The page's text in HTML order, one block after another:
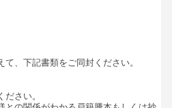
、下記書類をご同封ください。
さい。